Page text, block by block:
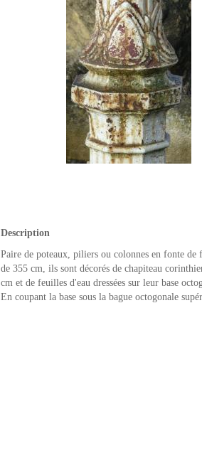
Description
Paire de poteaux, piliers ou colonnes en fonte
de 355 cm, ils sont décorés de chapiteau
cm et de feuilles d'eau dressées sur leur base
En coupant la base sous la bague octogonale